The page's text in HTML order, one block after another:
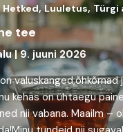
Hetked,Luuletus, Türgi
tee
|9. juuni 2026
valuskanged,õhkõrnad
kehas on ühtaegu
nii vabana. Maailm –